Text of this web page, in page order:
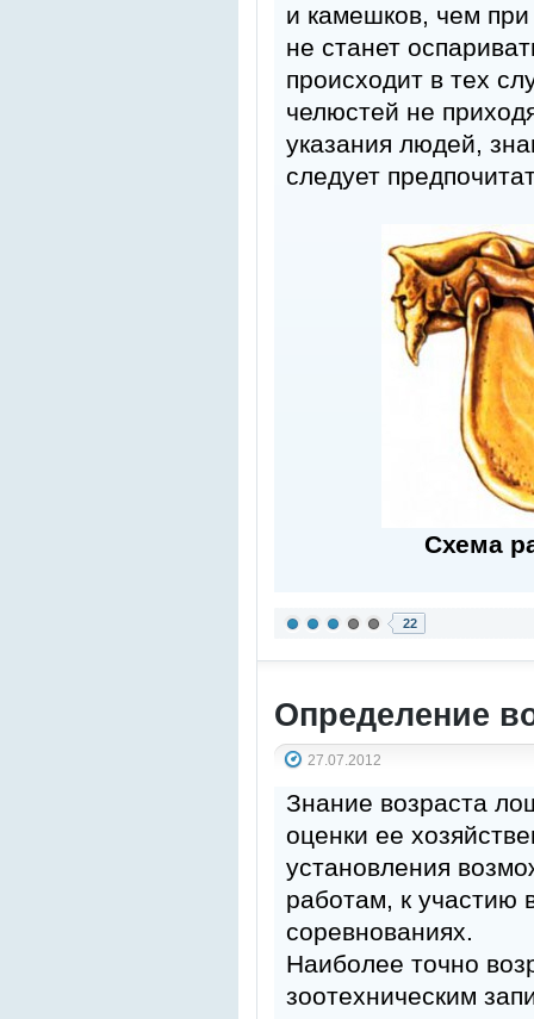
и камешков, чем
не станет
происходит в тех
челюстей не
указания людей,
следует
Схема
22
Определение
27.07.2012
Знание возраста
оценки ее
установления
работам, к участию
соревнованиях.
Наиболее точно
зоотехническим